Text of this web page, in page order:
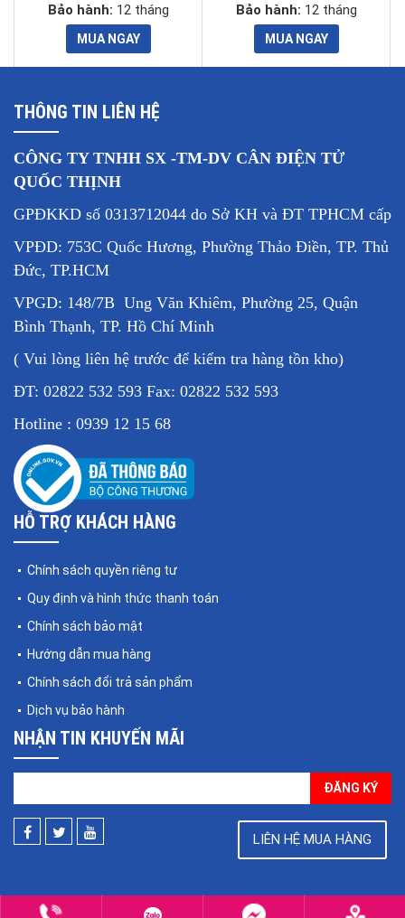
Bảo hành: 12 tháng
Bảo hành: 12 tháng
THÔNG TIN LIÊN HỆ
CÔNG TY TNHH SX -TM-DV CÂN ĐIỆN TỬ
QUỐC THỊNH
GPĐKKD số 0313712044 do Sở KH và ĐT TPHCM cấp
VPĐD: 753C Quốc Hương, Phường Thảo Điền, TP. Thủ
Đức, TP.HCM
VPGD: 148/7B Ung Văn Khiêm, Phường 25, Quận
Bình Thạnh, TP. Hồ Chí Minh
( Vui lòng liên hệ trước để kiểm tra hàng tồn kho)
ĐT: 02822 532 593 Fax: 02822 532 593
Hotline : 0939 12 15 68
HỖ TRỢ KHÁCH HÀNG
Chính sách quyền riêng tư
Quy định và hình thức thanh toán
Chính sách bảo mật
Hướng dẫn mua hàng
Chính sách đổi trả sản phẩm
Dịch vụ bảo hành
NHẬN TIN KHUYẾN MÃI
ĐĂNG KÝ